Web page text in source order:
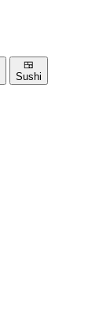
🍱
Sushi